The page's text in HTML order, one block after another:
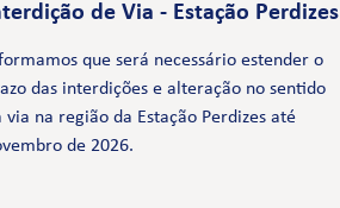
de Via - Estação Perdizes
que será necessário estender o
das interdições e alteração no sentido
via na região da Estação Perdizes até
de 2026.